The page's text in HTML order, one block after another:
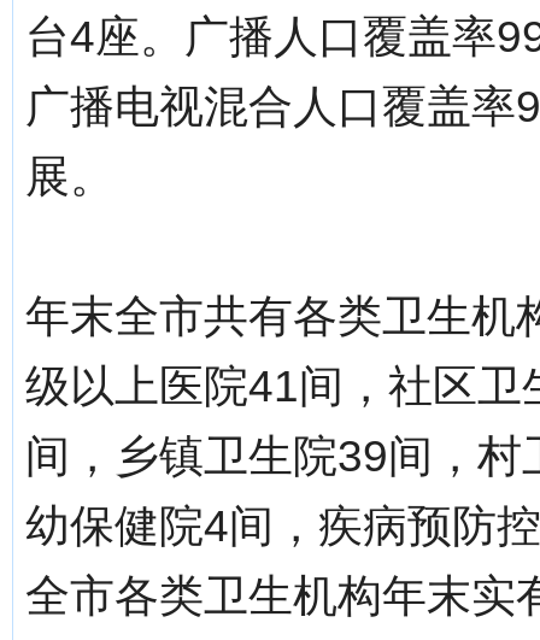
台4座。广播人口覆盖率
广播电视混合人口覆盖
展。
年末全市共有各类卫生机
级以上医院41间，社区
间，乡镇卫生院39间，
幼保健院4间，疾病预防
全市各类卫生机构年末实